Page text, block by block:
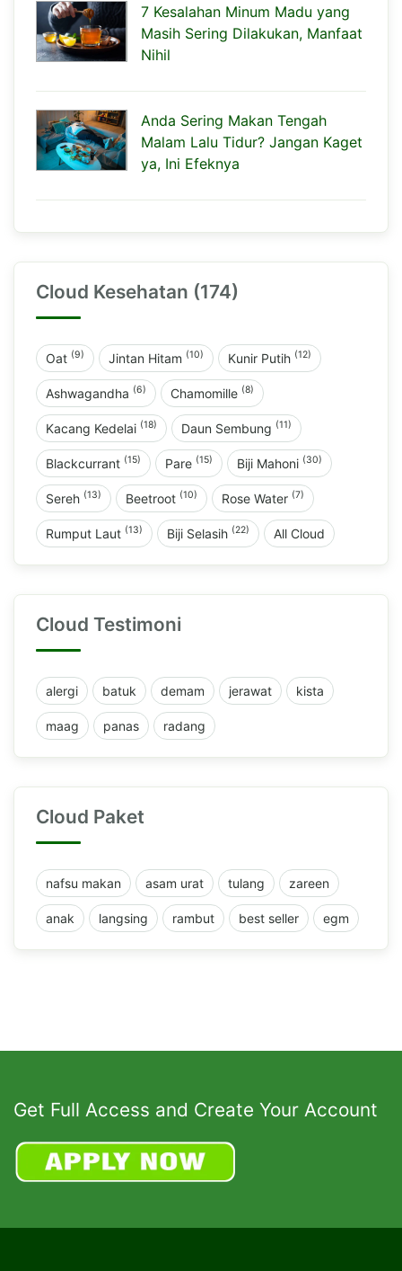
7 Kesalahan Minum Madu yang
Masih Sering Dilakukan, Manfaat
Nihil
Anda Sering Makan Tengah
Malam Lalu Tidur? Jangan Kaget
ya, Ini Efeknya
Cloud Kesehatan (174)
Oat (9) Jintan Hitam (10) Kunir Putih (12)
Ashwagandha (6) Chamomille (8)
Kacang Kedelai (18) Daun Sembung (11)
Blackcurrant (15) Pare (15) Biji Mahoni (30)
Sereh (13) Beetroot (10) Rose Water (7)
Rumput Laut (13) Biji Selasih (22) All Cloud
Cloud Testimoni
alergi batuk demam jerawat kista
maag panas radang
Cloud Paket
nafsu makan asam urat tulang zareen
anak langsing rambut best seller egm
Get Full Access and Create Your Account